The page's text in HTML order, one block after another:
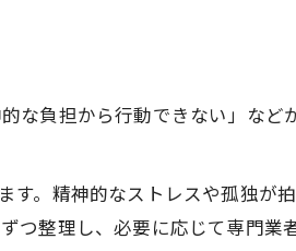
な負担から行動できない」など
す。精神的なストレスや孤独が
つ整理し、必要に応じて専門業